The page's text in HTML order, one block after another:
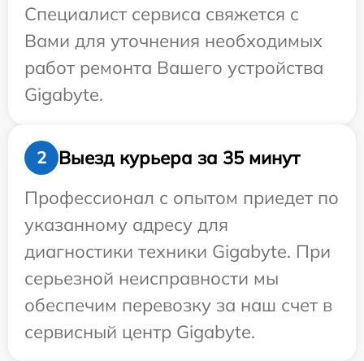
Специалист сервиса свяжется с
Вами для уточнения необходимых
работ ремонта Вашего устройства
Gigabyte.
2
Выезд курьера за 35 минут
Профессионал с опытом приедет по
указанному адресу для
диагностики техники Gigabyte. При
серьезной неисправности мы
обеспечим перевозку за наш счет в
сервисный центр Gigabyte.